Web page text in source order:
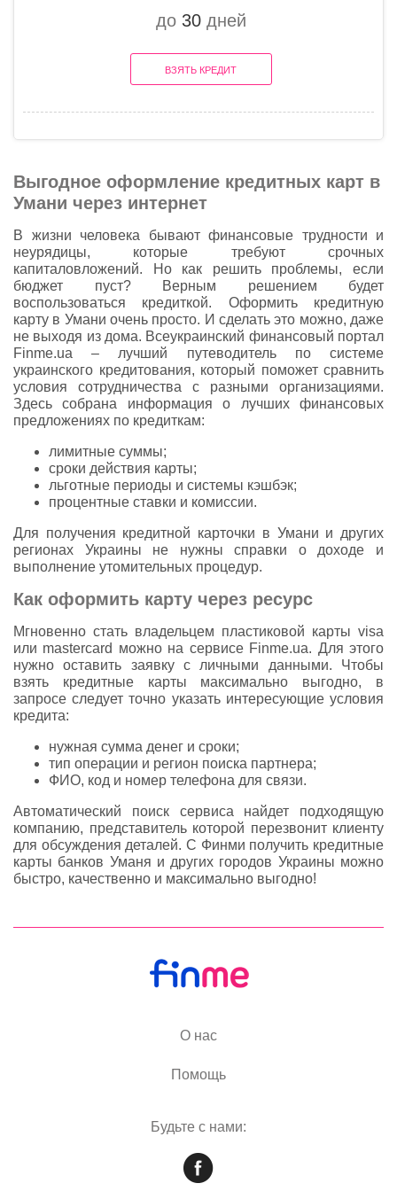
до 30дней
ВЗЯТЬ КРЕДИТ
Выгодное оформление кредитных карт в
Умани через интернет
В жизни человека бывают финансовые трудности и
неурядицы, которые требуют срочных
капиталовложений. Но как решить проблемы, если
бюджет пуст? Верным решением будет
воспользоваться кредиткой. Оформить кредитную
карту в Умани очень просто. И сделать это можно, даже
не выходя из дома. Всеукраинский финансовый портал
Finme.ua – лучший путеводитель по системе
украинского кредитования, который поможет сравнить
условия сотрудничества с разными организациями.
Здесь собрана информация о лучших финансовых
предложениях по кредиткам:
лимитные суммы;
сроки действия карты;
льготные периоды и системы кэшбэк;
процентные ставки и комиссии.
Для получения кредитной карточки в Умани и других
регионах Украины не нужны справки о доходе и
выполнение утомительных процедур.
Как оформить карту через ресурс
Мгновенно стать владельцем пластиковой карты visa
или mastercard можно на сервисе Finme.ua. Для этого
нужно оставить заявку с личными данными. Чтобы
взять кредитные карты максимально выгодно, в
запросе следует точно указать интересующие условия
кредита:
нужная сумма денег и сроки;
тип операции и регион поиска партнера;
ФИО, код и номер телефона для связи.
Автоматический поиск сервиса найдет подходящую
компанию, представитель которой перезвонит клиенту
для обсуждения деталей. С Финми получить кредитные
карты банков Уманя и других городов Украины можно
быстро, качественно и максимально выгодно!
О нас
Помощь
Будьте с нами: